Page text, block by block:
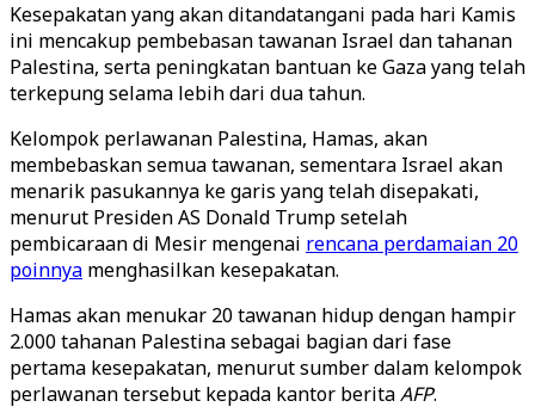
Kesepakatan yang akan ditandatangani pada hari Kamis
ini mencakup pembebasan tawanan Israel dan tahanan
Palestina, serta peningkatan bantuan ke Gaza yang telah
terkepung selama lebih dari dua tahun.
Kelompok perlawanan Palestina, Hamas, akan
membebaskan semua tawanan, sementara Israel akan
menarik pasukannya ke garis yang telah disepakati,
menurut Presiden AS Donald Trump setelah
pembicaraan di Mesir mengenai rencana perdamaian 20
poinnya menghasilkan kesepakatan.
Hamas akan menukar 20 tawanan hidup dengan hampir
2.000 tahanan Palestina sebagai bagian dari fase
pertama kesepakatan, menurut sumber dalam kelompok
perlawanan tersebut kepada kantor beritaAFP.